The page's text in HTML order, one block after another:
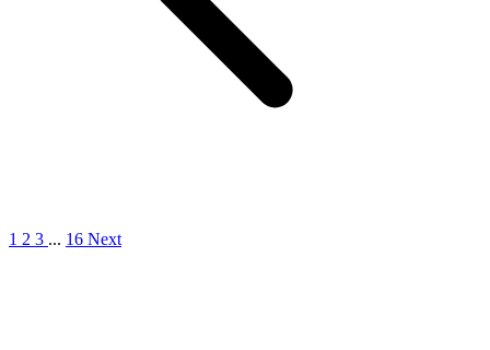
1 2 3 ... 16 Next